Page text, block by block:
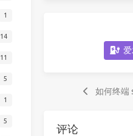
如何终端
评论
1
14
11
5
1
5